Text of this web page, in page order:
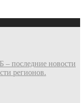
– последние новости
регионов.